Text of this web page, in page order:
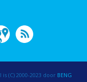
(C) 2000-2023 door BENG